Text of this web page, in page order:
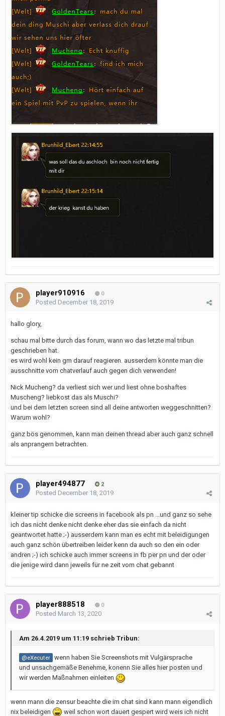
player910916 0
Posted December 18, 2019
hallo glory,
schau mal bitte durch das forum, wann wo das letzte mal tribun
geschrieben hat.
es wird wohl kein gm darauf reagieren. ausserdem könnte man die
ausschnitte vom chatverlauf auch gegen dich verwenden!
Nick Mucheng? da verliest sich wer und liest ohne boshaftes
Muscheng? liebkost das als Muschi?
und bei dem letzten screen sind all deine antworten weggeschnitten?
Warum wohl?
ganz bös genommen, kann man deinen thread aber auch ganz schnell
als anprangern betrachten.
player494877 2
Posted December 18, 2019
kleiner tip schicke die screens in facebook als pn ...und ganz so sehe
ich das nicht denke nicht denke eher das sie einfach da nicht
geantwortet hatte ;-) ausserdem kann man es echt mit beleidigungen
auch ganz schön übertreiben leider kenn da auch so den ein oder
andren ;-) ich schicke auch immer screens in fb per pn und der oder
die jenige wird dann jeweils für ne zeit vom chat gebannt
player888518 0
Posted March 13, 2020
Am 26.4.2019 um 11:19 schrieb Tribun:
@eXecuter wenn haben Sie Screenshots mit Vulgärsprache
und unsachgemäße Benehme, konenn Sie alles hier posten und
wir werden Maßnahmen einleiten
wenn mann die zensur beachte die im chat sind kann mann eigendlich
nix beleidigen
weil schon wort dauert gespert wird weis ich nicht